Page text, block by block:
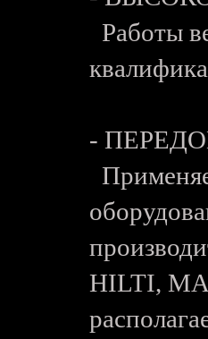
Работы
-
HILTI,